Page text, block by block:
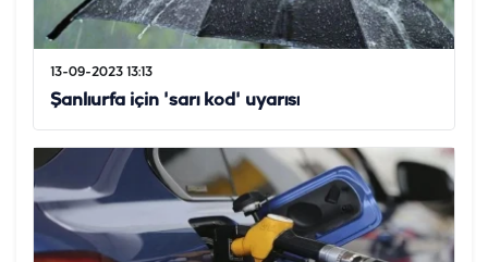
13-09-2023 13:13
Şanlıurfa için 'sarı kod' uyarısı